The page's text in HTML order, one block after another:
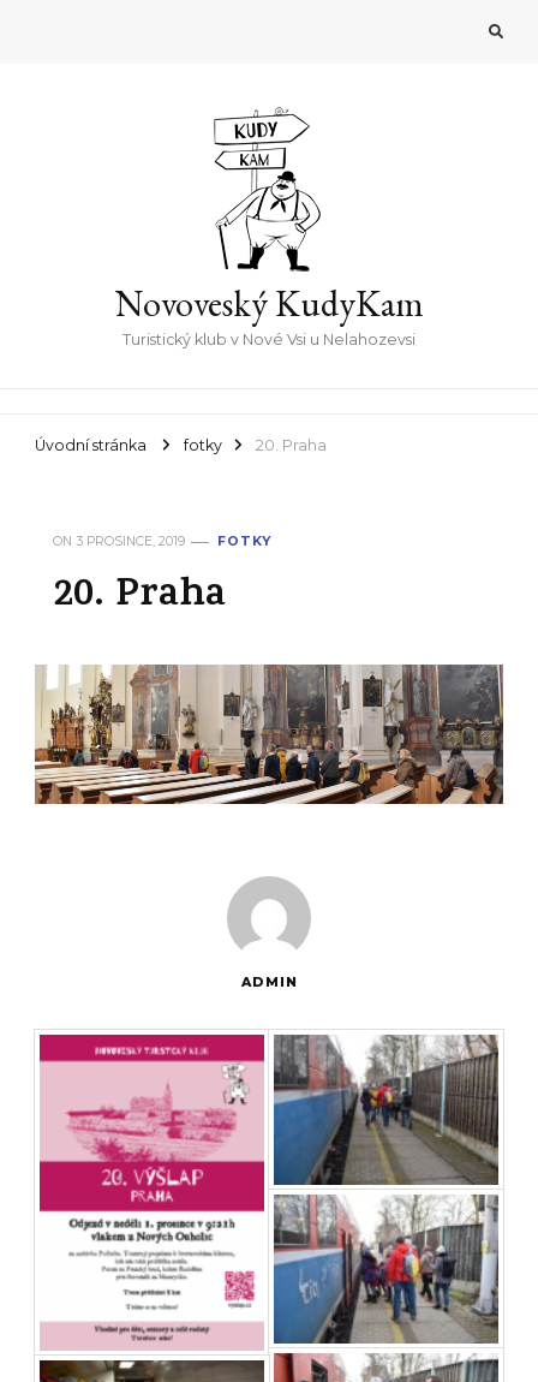
Novoveský KudyKam
Turistický klub v Nové Vsi u Nelahozevsi
Úvodní stránka fotky 20. Praha
ON 3 PROSINCE, 2019 FOTKY
20. Praha
ADMIN